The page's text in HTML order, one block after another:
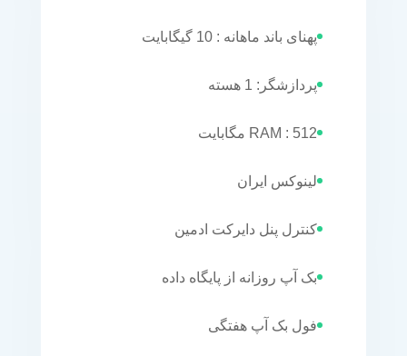
پهنای باند ماهانه : 10 گیگابایت
پردازشگر: 1 هسته
RAM : 512 مگابایت
لینوکس ایران
کنترل پنل دایرکت ادمین
بک آپ روزانه از پایگاه داده
فول بک آپ هفتگی